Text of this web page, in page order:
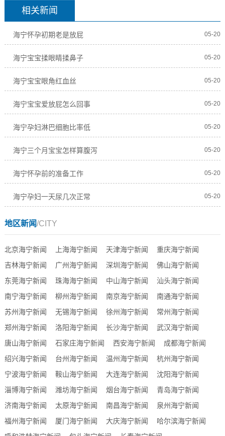
相关新闻
海宁怀孕初期老是放屁 05-20
海宁宝宝揉眼睛揉鼻子 05-20
海宁宝宝眼角红血丝 05-20
海宁宝宝爱放屁怎么回事 05-20
海宁孕妇淋巴细胞比率低 05-20
海宁三个月宝宝怎样算腹泻 05-20
海宁怀孕前的准备工作 05-20
海宁孕妇一天尿几次正常 05-20
地区新闻/CITY
北京海宁新闻 上海海宁新闻 天津海宁新闻
重庆海宁新闻
吉林海宁新闻
广州海宁新闻 深圳海宁新闻
佛山海宁新闻
东莞海宁新闻
珠海海宁新闻 中山海宁新闻
汕头海宁新闻
南宁海宁新闻
柳州海宁新闻 南京海宁新闻
南通海宁新闻
苏州海宁新闻
无锡海宁新闻 徐州海宁新闻
常州海宁新闻
郑州海宁新闻
洛阳海宁新闻 长沙海宁新闻
武汉海宁新闻
唐山海宁新闻
石家庄海宁新闻 西安海宁新闻
成都海宁新闻
绍兴海宁新闻
台州海宁新闻 温州海宁新闻
杭州海宁新闻
宁波海宁新闻
鞍山海宁新闻 大连海宁新闻
沈阳海宁新闻
淄博海宁新闻
潍坊海宁新闻 烟台海宁新闻
青岛海宁新闻
济南海宁新闻
太原海宁新闻 南昌海宁新闻
泉州海宁新闻
福州海宁新闻
厦门海宁新闻 大庆海宁新闻
哈尔滨海宁新闻